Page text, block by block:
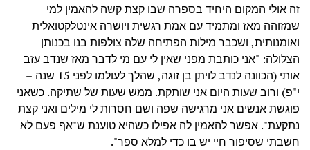
זה אולי המקום היחיד בספרה שבו קצת קשה להאמין למי
שמזוהה מאז ומתמיד עם אמת רגשית ויושרה אינטלקטואלית
ואומנותית, ושכבר מילות הפתיחה שלה צולפות בנו בכנותן
הצלולה: "אני כותבת מפני שאין לי עם מי לדבר מאז שנדב עזב
אותי (הכוונה לנדב לויתן בן זוגה, שהלך לעולמו לפני 15 שנה –
י"פ) ורוב שעות היום אני שותקת. ממש שעות של שתיקה. כשאני
פוגשת אנשים אני מרגישה שפה ושם חסרות לי מילים ואני קצת
נתקעת". אפשר להאמין לה אפילו כשהיא טוענת ש"אף פעם לא
חשבתי שסיפור חיי יש בו כדי למלא ספר".